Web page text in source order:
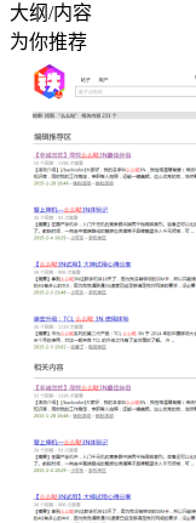
大纲/内容
为你推荐